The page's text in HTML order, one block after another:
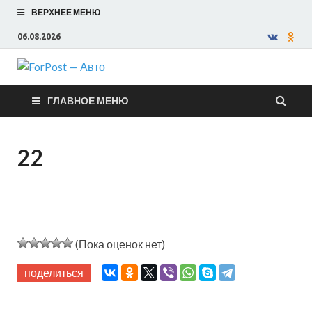
ВЕРХНЕЕ МЕНЮ
06.08.2026
ForPost —
Авто
ГЛАВНОЕ МЕНЮ
22
(Пока оценок нет)
поделиться